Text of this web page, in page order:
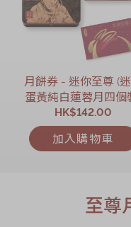
月餅券 - 迷你至尊 (
蛋黃純白蓮蓉月四個
月餅券
HK$142.00
加入購物車
至尊